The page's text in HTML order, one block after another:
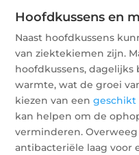
Hoofdkussens en
Naast hoofdkussens
van ziektekiemen zijn.
hoofdkussens,
warmte, wat de groei
kiezen van eengeschikt
kan helpen om de
verminderen.
antibacteriële laag voor